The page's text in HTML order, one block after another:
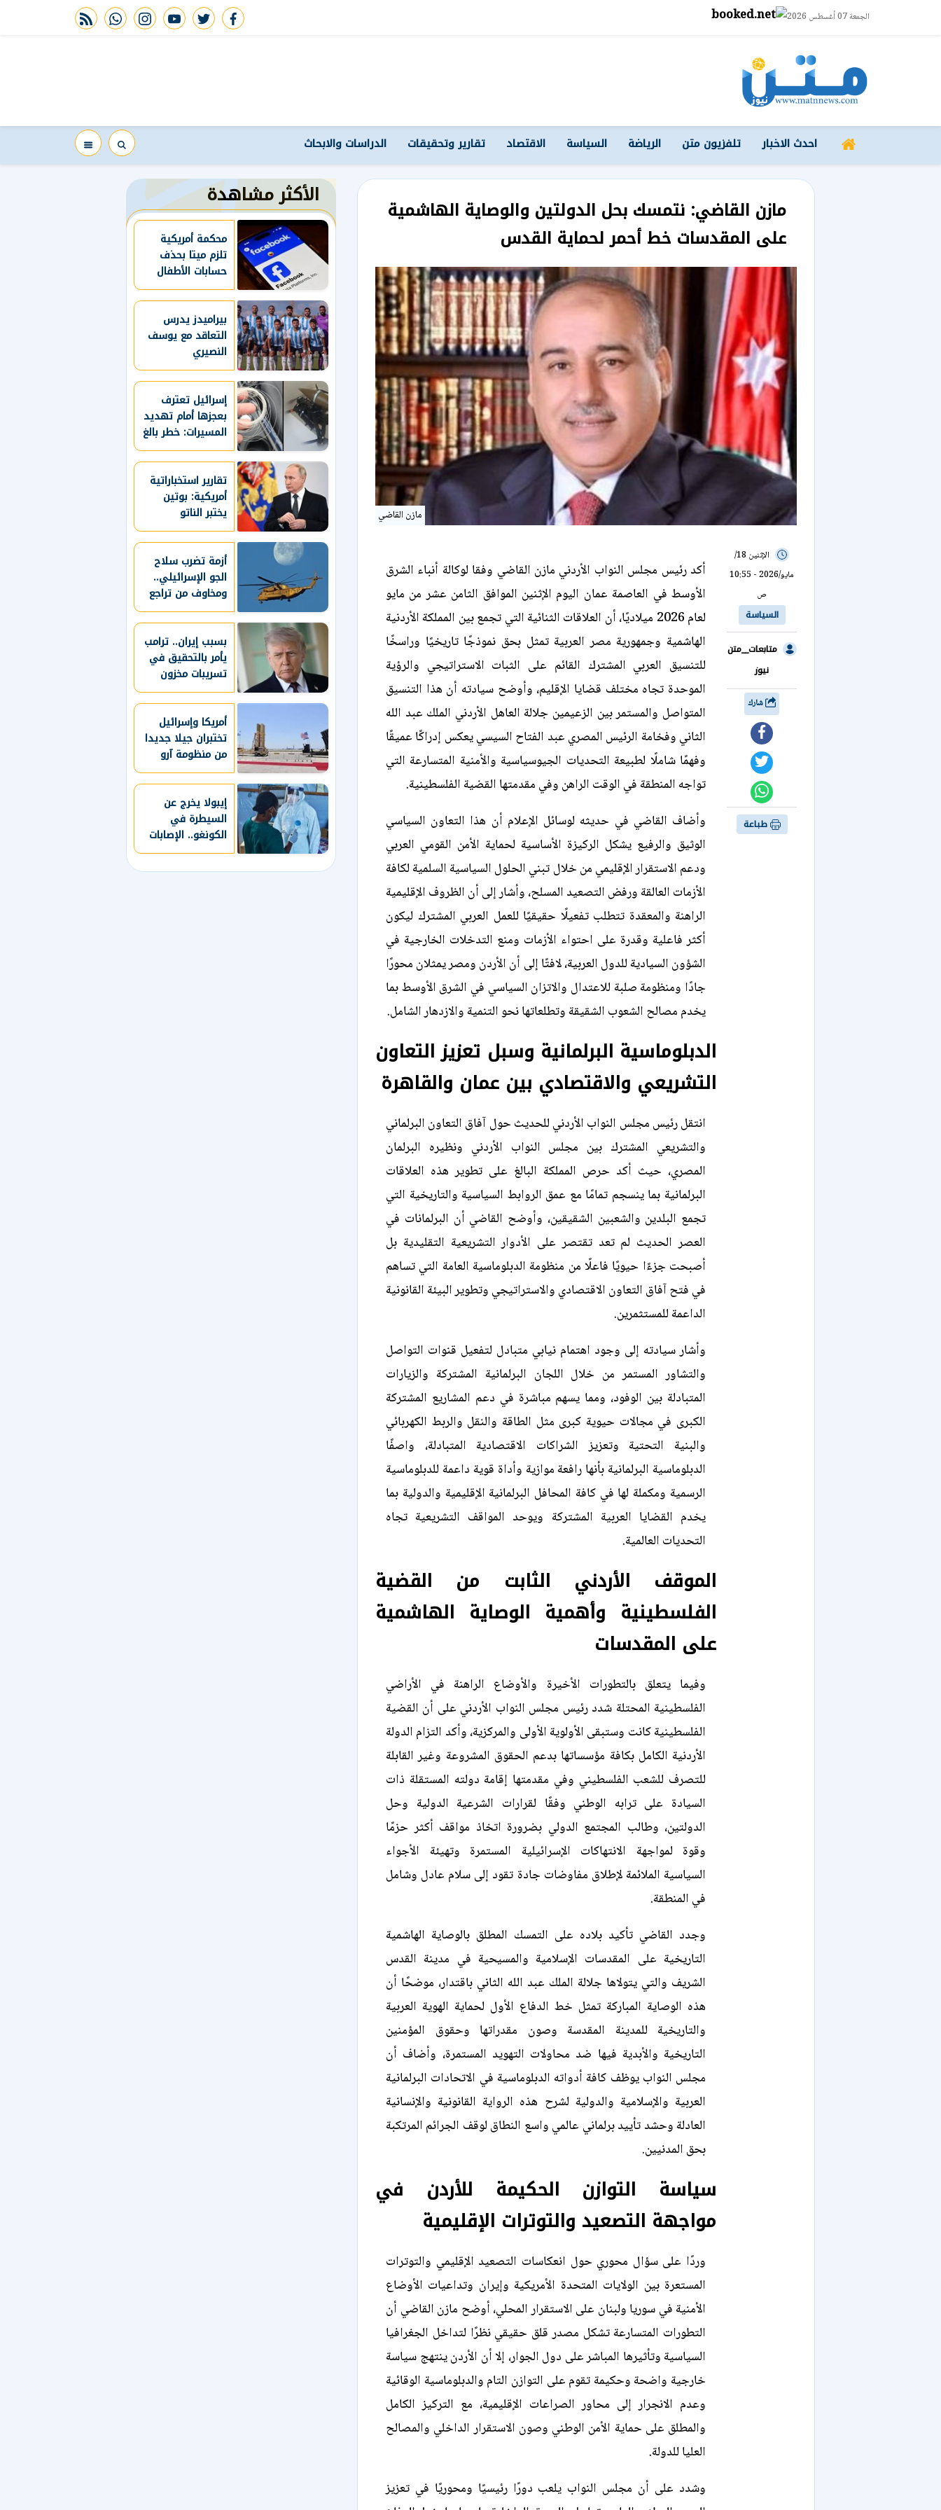
الجمعة 07 أغسطس 2026 facebook
twitter
youtube
instagram
whatsapp
rss feed
احدث الاخبار تلفزيون متن الرياضة السياسة الاقتصاد تقارير وتحقيقات الدراسات والابحاث
مازن القاضي: نتمسك بحل الدولتين والوصاية الهاشمية
على المقدسات خط أحمر لحماية القدس
مازن القاضي
الإثنين 18/
مايو/2026 - 10:55
ص
السياسة
متابعات__متن
نيوز
طباعة
أكد رئيس مجلس النواب الأردني مازن القاضي وفقا لوكالة أنباء الشرق
الأوسط في العاصمة عمان اليوم الإثنين الموافق الثامن عشر من مايو
لعام 2026 ميلاديًا، أن العلاقات الثنائية التي تجمع بين المملكة الأردنية
الهاشمية وجمهورية مصر العربية تمثل بحق نموذجًا تاريخيًا وراسخًا
للتنسيق العربي المشترك القائم على الثبات الاستراتيجي والرؤية
الموحدة تجاه مختلف قضايا الإقليم، وأوضح سيادته أن هذا التنسيق
المتواصل والمستمر بين الزعيمين جلالة العاهل الأردني الملك عبد الله
الثاني وفخامة الرئيس المصري عبد الفتاح السيسي يعكس إدراكًا عميقًا
وفهمًا شاملًا لطبيعة التحديات الجيوسياسية والأمنية المتسارعة التي
تواجه المنطقة في الوقت الراهن وفي مقدمتها القضية الفلسطينية.
وأضاف القاضي في حديثه لوسائل الإعلام أن هذا التعاون السياسي
الوثيق والرفيع يشكل الركيزة الأساسية لحماية الأمن القومي العربي
ودعم الاستقرار الإقليمي من خلال تبني الحلول السياسية السلمية لكافة
الأزمات العالقة ورفض التصعيد المسلح، وأشار إلى أن الظروف الإقليمية
الراهنة والمعقدة تتطلب تفعيلًا حقيقيًا للعمل العربي المشترك ليكون
أكثر فاعلية وقدرة على احتواء الأزمات ومنع التدخلات الخارجية في
الشؤون السيادية للدول العربية، لافتًا إلى أن الأردن ومصر يمثلان محورًا
جادًا ومنظومة صلبة للاعتدال والاتزان السياسي في الشرق الأوسط بما
يخدم مصالح الشعوب الشقيقة وتطلعاتها نحو التنمية والازدهار الشامل.
الدبلوماسية البرلمانية وسبل تعزيز التعاون
التشريعي والاقتصادي بين عمان والقاهرة
انتقل رئيس مجلس النواب الأردني للحديث حول آفاق التعاون البرلماني
والتشريعي المشترك بين مجلس النواب الأردني ونظيره البرلمان
المصري، حيث أكد حرص المملكة البالغ على تطوير هذه العلاقات
البرلمانية بما ينسجم تمامًا مع عمق الروابط السياسية والتاريخية التي
تجمع البلدين والشعبين الشقيقين، وأوضح القاضي أن البرلمانات في
العصر الحديث لم تعد تقتصر على الأدوار التشريعية التقليدية بل
أصبحت جزءًا حيويًا فاعلًا من منظومة الدبلوماسية العامة التي تساهم
في فتح آفاق التعاون الاقتصادي والاستراتيجي وتطوير البيئة القانونية
الداعمة للمستثمرين.
وأشار سيادته إلى وجود اهتمام نيابي متبادل لتفعيل قنوات التواصل
والتشاور المستمر من خلال اللجان البرلمانية المشتركة والزيارات
المتبادلة بين الوفود، ومما يسهم مباشرة في دعم المشاريع المشتركة
الكبرى في مجالات حيوية كبرى مثل الطاقة والنقل والربط الكهربائي
والبنية التحتية وتعزيز الشراكات الاقتصادية المتبادلة، واصفًا
الدبلوماسية البرلمانية بأنها رافعة موازية وأداة قوية داعمة للدبلوماسية
الرسمية ومكملة لها في كافة المحافل البرلمانية الإقليمية والدولية بما
يخدم القضايا العربية المشتركة ويوحد المواقف التشريعية تجاه
التحديات العالمية.
الموقف الأردني الثابت من القضية
الفلسطينية وأهمية الوصاية الهاشمية
على المقدسات
وفيما يتعلق بالتطورات الأخيرة والأوضاع الراهنة في الأراضي
الفلسطينية المحتلة شدد رئيس مجلس النواب الأردني على أن القضية
الفلسطينية كانت وستبقى الأولوية الأولى والمركزية، وأكد التزام الدولة
الأردنية الكامل بكافة مؤسساتها بدعم الحقوق المشروعة وغير القابلة
للتصرف للشعب الفلسطيني وفي مقدمتها إقامة دولته المستقلة ذات
السيادة على ترابه الوطني وفقًا لقرارات الشرعية الدولية وحل
الدولتين، وطالب المجتمع الدولي بضرورة اتخاذ مواقف أكثر حزمًا
وقوة لمواجهة الانتهاكات الإسرائيلية المستمرة وتهيئة الأجواء
السياسية الملائمة لإطلاق مفاوضات جادة تقود إلى سلام عادل وشامل
في المنطقة.
وجدد القاضي تأكيد بلاده على التمسك المطلق بالوصاية الهاشمية
التاريخية على المقدسات الإسلامية والمسيحية في مدينة القدس
الشريف والتي يتولاها جلالة الملك عبد الله الثاني باقتدار، موضحًا أن
هذه الوصاية المباركة تمثل خط الدفاع الأول لحماية الهوية العربية
والتاريخية للمدينة المقدسة وصون مقدراتها وحقوق المؤمنين
التاريخية والأبدية فيها ضد محاولات التهويد المستمرة، وأضاف أن
مجلس النواب يوظف كافة أدواته الدبلوماسية في الاتحادات البرلمانية
العربية والإسلامية والدولية لشرح هذه الرواية القانونية والإنسانية
العادلة وحشد تأييد برلماني عالمي واسع النطاق لوقف الجرائم المرتكبة
بحق المدنيين.
سياسة التوازن الحكيمة للأردن في
مواجهة التصعيد والتوترات الإقليمية
وردًا على سؤال محوري حول انعكاسات التصعيد الإقليمي والتوترات
المستعرة بين الولايات المتحدة الأمريكية وإيران وتداعيات الأوضاع
الأمنية في سوريا ولبنان على الاستقرار المحلي، أوضح مازن القاضي أن
التطورات المتسارعة تشكل مصدر قلق حقيقي نظرًا لتداخل الجغرافيا
السياسية وتأثيرها المباشر على دول الجوار، إلا أن الأردن ينتهج سياسة
خارجية واضحة وحكيمة تقوم على التوازن التام والدبلوماسية الوقائية
وعدم الانجرار إلى محاور الصراعات الإقليمية، مع التركيز الكامل
والمطلق على حماية الأمن الوطني وصون الاستقرار الداخلي والمصالح
العليا للدولة.
وشدد على أن مجلس النواب يلعب دورًا رئيسيًا ومحوريًا في تعزيز
الأكثر مشاهدة
محكمة أمريكية
تلزم ميتا بحذف
حسابات الأطفال
دون 13 عاما
وتقييد استخدام
القاصرين لمنصاتها
بيراميدز يدرس
التعاقد مع يوسف
النصيري
إسرائيل تعترف
بعجزها أمام تهديد
المسيرات: خطر بالغ
ولا نملك له حلا
كاملا
تقارير استخباراتية
أمريكية: بوتين
يختبر الناتو
بالهجوم على دولة
بالحلف
أزمة تضرب سلاح
الجو الإسرائيلي..
ومخاوف من تراجع
الجاهزية العسكرية
بسبب إيران.. ترامب
يأمر بالتحقيق في
تسريبات مخزون
الذخائر الأمريكية
أمريكا وإسرائيل
تختبران جيلا جديدا
من منظومة آرو
للدفاع الصاروخي
إيبولا يخرج عن
السيطرة في
الكونغو.. الإصابات
تتجاوز 4 آلاف حالة